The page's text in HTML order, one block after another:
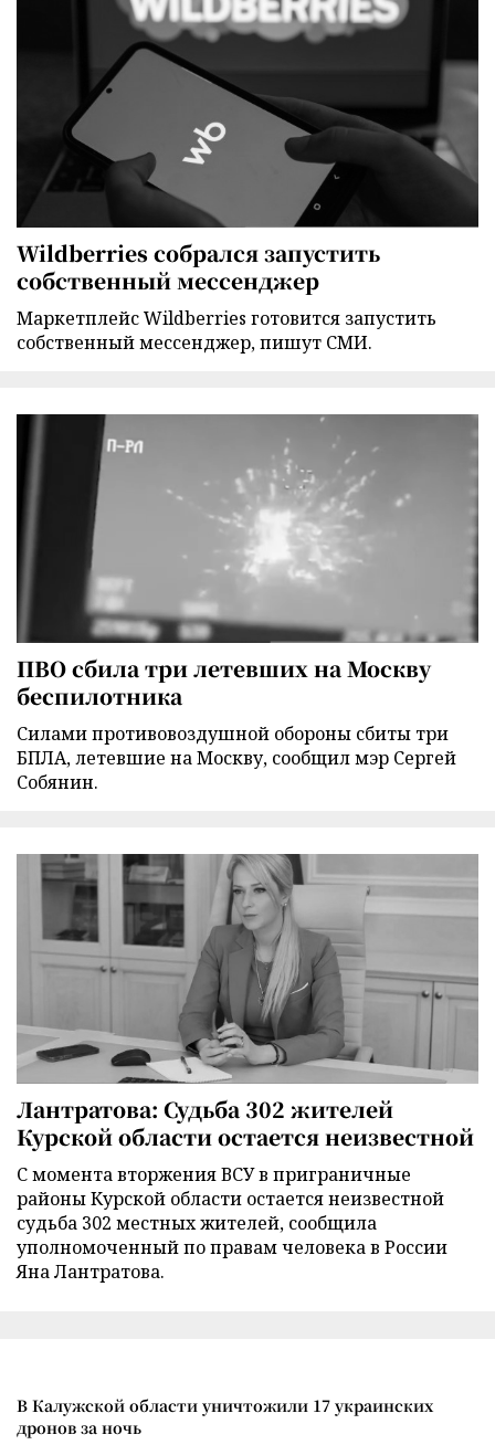
Wildberries собрался запустить
собственный мессенджер
Маркетплейс Wildberries готовится запустить
собственный мессенджер, пишут СМИ.
ПВО сбила три летевших на Москву
беспилотника
Силами противовоздушной обороны сбиты три
БПЛА, летевшие на Москву, сообщил мэр Сергей
Собянин.
Лантратова: Судьба 302 жителей
Курской области остается неизвестной
С момента вторжения ВСУ в приграничные
районы Курской области остается неизвестной
судьба 302 местных жителей, сообщила
уполномоченный по правам человека в России
Яна Лантратова.
В Калужской области уничтожили 17 украинских
дронов за ночь